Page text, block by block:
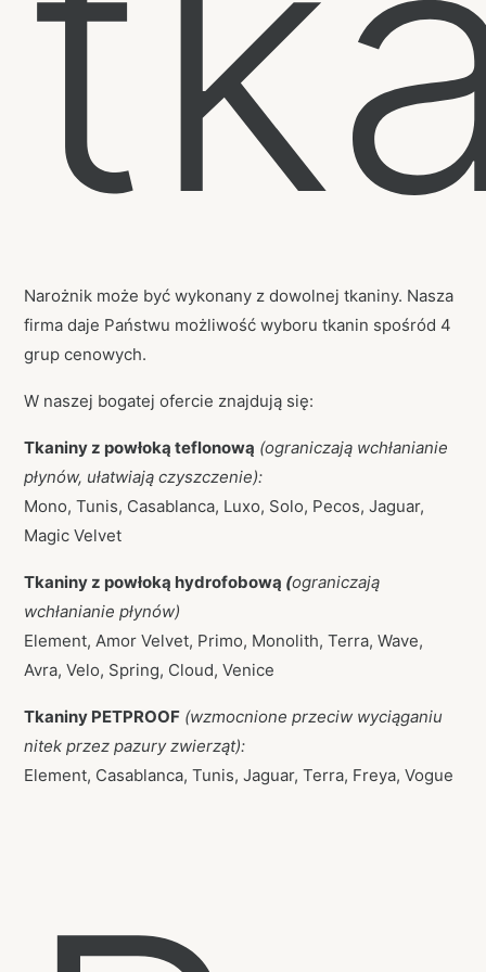
Narożnik może być wykonany z dowolnej tkaniny. Nasza
firma daje Państwu możliwość wyboru tkanin spośród 4
grup cenowych.
W naszej bogatej ofercie znajdują się:
Tkaniny z powłoką teflonową (ograniczają wchłanianie
płynów, ułatwiają czyszczenie):
Mono, Tunis, Casablanca, Luxo, Solo, Pecos, Jaguar,
Magic Velvet
Tkaniny z powłoką hydrofobową (ograniczają
wchłanianie płynów)
Element, Amor Velvet, Primo, Monolith, Terra, Wave,
Avra, Velo, Spring, Cloud, Venice
Tkaniny PETPROOF (wzmocnione przeciw wyciąganiu
nitek przez pazury zwierząt):
Element, Casablanca, Tunis, Jaguar, Terra, Freya, Vogue